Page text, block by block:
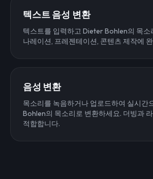
텍스트 음성 변환
텍스트를 입력하고 Dieter Bohlen의 목소
나레이션, 프레젠테이션, 콘텐츠 제작에
음성 변환
목소리를 녹음하거나 업로드하여 실시간
Bohlen의 목소리로 변환하세요. 더빙과
적합합니다.